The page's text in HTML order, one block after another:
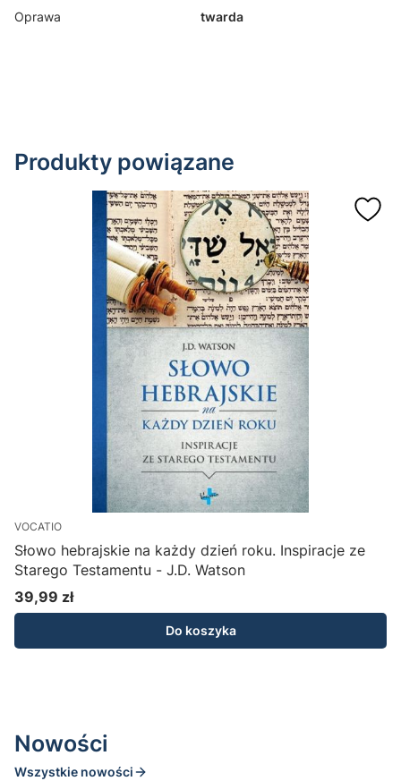
Oprawa twarda
Produkty powiązane
VOCATIO
Słowo hebrajskie na każdy dzień roku. Inspiracje ze
Starego Testamentu - J.D. Watson
Cena
39,99 zł
Do koszyka
Nowości
Wszystkie nowości